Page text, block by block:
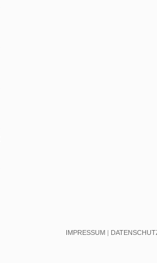
IMPRESSUM|